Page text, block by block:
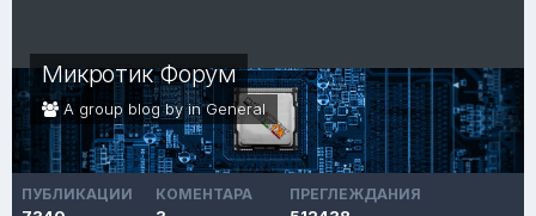
Микротик Форум
A group blog by inGeneral
ПУБЛИКАЦИИ КОМЕНТАРА ПРЕГЛЕЖДАНИЯ